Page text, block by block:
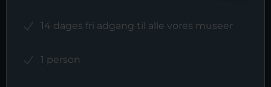
14 dages fri adgang til alle vores museer
1 person